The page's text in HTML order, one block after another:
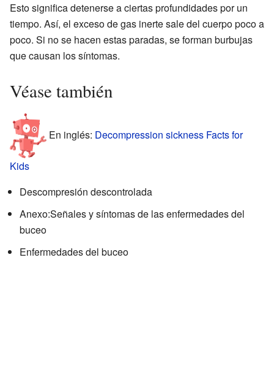
Esto significa detenerse a ciertas profundidades por un
tiempo. Así, el exceso de gas inerte sale del cuerpo poco a
poco. Si no se hacen estas paradas, se forman burbujas
que causan los síntomas.
Véase también
En inglés: Decompression sickness Facts for
Kids
Descompresión descontrolada
Anexo:Señales y síntomas de las enfermedades del
buceo
Enfermedades del buceo